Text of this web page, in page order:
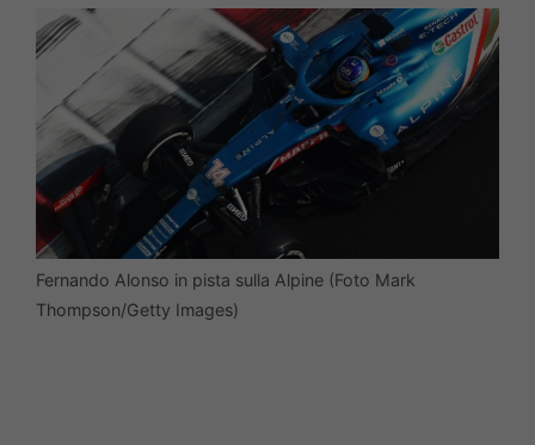
Fernando Alonso in pista sulla Alpine (Foto Mark
Thompson/Getty Images)